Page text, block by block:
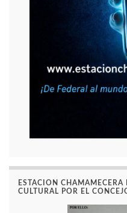
ESTACION CHAMAMECERA
CULTURAL POR EL